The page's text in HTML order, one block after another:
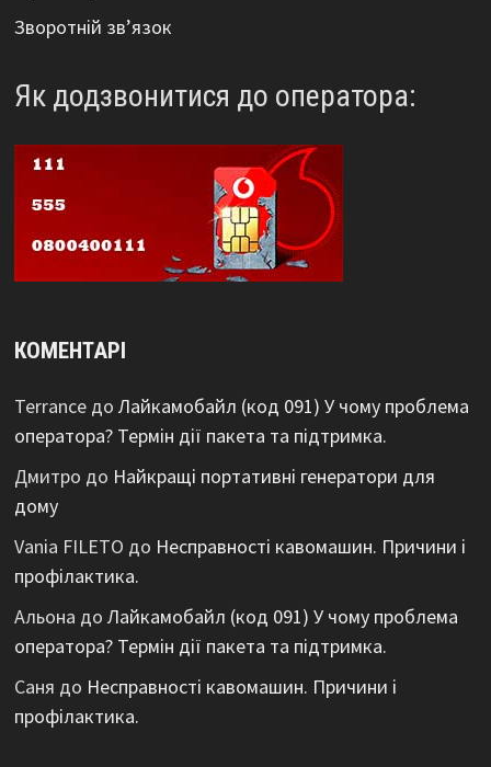
Зворотній зв’язок
Як додзвонитися до оператора:
КОМЕНТАРІ
Terranceдо Лайкамобайл (код 091) У чому проблема
оператора? Термін дії пакета та підтримка.
Дмитро до Найкращі портативні генератори для
дому
Vania FILETO до Несправності кавомашин. Причини і
профілактика.
Альона до Лайкамобайл (код 091) У чому проблема
оператора? Термін дії пакета та підтримка.
Саня до Несправності кавомашин. Причини і
профілактика.